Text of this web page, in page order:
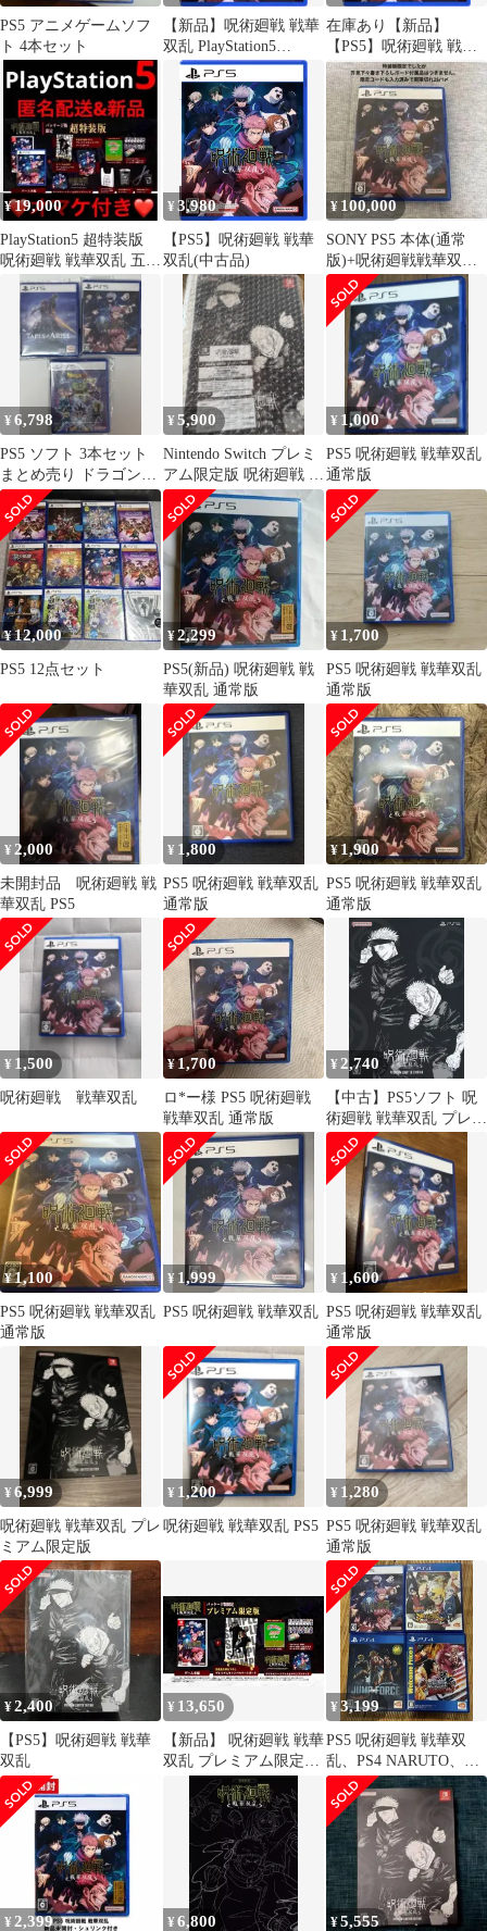
PS5 アニメゲームソフ
ト 4本セット
【新品】呪術廻戦 戦華
双乱 PlayStation5
(PS5) [ゲームソフト]
在庫あり【新品】
【PS5】呪術廻戦 戦華
双乱【ネコポス送料無
料】
¥19,000
PlayStation5 超特装版
呪術廻戦 戦華双乱 五条
悟 虎杖悠仁
¥3,980
【PS5】呪術廻戦 戦華
双乱(中古品)
¥ 100,000
SONY PS5 本体(通常
版)+呪術廻戦戦華双乱
DC
¥6,798
PS5 ソフト 3本セット
まとめ売り ドラゴンボ
ール 呪術廻戦 テイルズ
¥5,900
Nintendo Switch プレミ
アム限定版 呪術廻戦 戦
華双乱
¥ 1,000
PS5 呪術廻戦 戦華双乱
通常版
¥12,000
PS5 12点セット
¥2,299
PS5(新品) 呪術廻戦 戦
華双乱 通常版
¥ 1,700
PS5 呪術廻戦 戦華双乱
通常版
¥ 2,000
未開封品 呪術廻戦 戦
華双乱 PS5
¥ 1,800
PS5 呪術廻戦 戦華双乱
通常版
¥1,900
PS5 呪術廻戦 戦華双乱
通常版
¥ 1,500
呪術廻戦 戦華双乱
¥1,700
ロ*ー様 PS5 呪術廻戦
戦華双乱 通常版
¥ 2,740
【中古】PS5ソフト 呪
術廻戦 戦華双乱 プレミ
アム限定版
¥1,100
PS5 呪術廻戦 戦華双乱
通常版
¥ 1,999
PS5 呪術廻戦 戦華双乱
¥ 1,600
PS5 呪術廻戦 戦華双乱
通常版
¥6,999
呪術廻戦 戦華双乱 プレ
ミアム限定版
¥ 1,200
呪術廻戦 戦華双乱 PS5
¥ 1,280
PS5 呪術廻戦 戦華双乱
通常版
¥2,400
【PS5】呪術廻戦 戦華
双乱
¥ 13,650
【新品】 呪術廻戦 戦華
双乱 プレミアム限定版
Nintendo Switch 倉庫
¥3,199
PS5 呪術廻戦 戦華双
乱、PS4 NARUTO、ジ
ャンプフォース、ワン
ピース
¥ 2,399 ¥6,800 ¥5,555